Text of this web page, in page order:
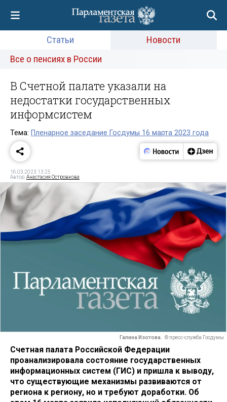
Статьи
Новости
Все о пенсиях в России
В Счетной палате указали на
недостатки государственных
информсистем
Тема: Пленарное заседание Госдумы 16 марта 2023 года
16.03.2023 13:25
Автор:Анастасия Островкова
Галина Изотова. © пресс-служба Госдумы
Счетная палата Российской Федерации
проанализировала состояние государственных
информационных систем (ГИС) и пришла к выводу,
что существующие механизмы развиваются от
региона к региону, но и требуют доработки. Об